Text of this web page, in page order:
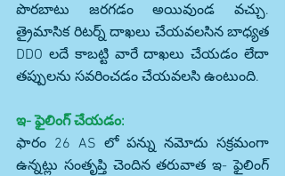
పొరబాటు జరగడం అయివుండ వచ్చు.
త్రైమాసిక రిటర్న్ దాఖలు చేయవలసిన బాధ్యత
DDO లదే కాబట్టి వారే దాఖలు చేయడం లేదా
తప్పులను సవరించడం చేయవలసి ఉంటుంది.
ఇ- ఫైలింగ్ చేయడం:
ఫారం 26 AS లో పన్ను నమోదు సక్రమంగా
ఉన్నట్లు సంతృప్తి చెందిన తరువాత ఇ- ఫైలింగ్